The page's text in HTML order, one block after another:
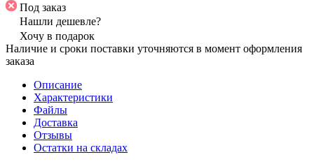
Под заказ
Нашли дешевле?
Хочу в подарок
Наличие и сроки поставки уточняются в момент оформления
заказа
Описание
Характеристики
Файлы
Доставка
Отзывы
Остатки на складах